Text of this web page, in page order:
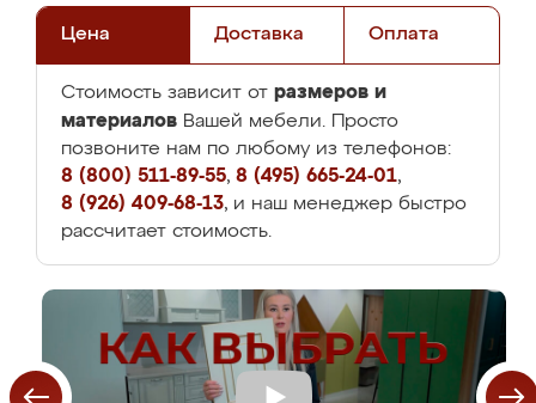
Цена Доставка Оплата
Стоимость зависит от размеров и
материалов Вашей мебели. Просто
позвоните нам по любому из телефонов:
8 (800) 511-89-55, 8 (495) 665-24-01,
8 (926) 409-68-13, и наш менеджер быстро
рассчитает стоимость.